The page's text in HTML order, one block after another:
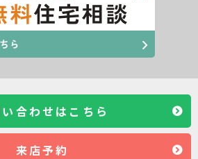
合わせはこちら
来店予約